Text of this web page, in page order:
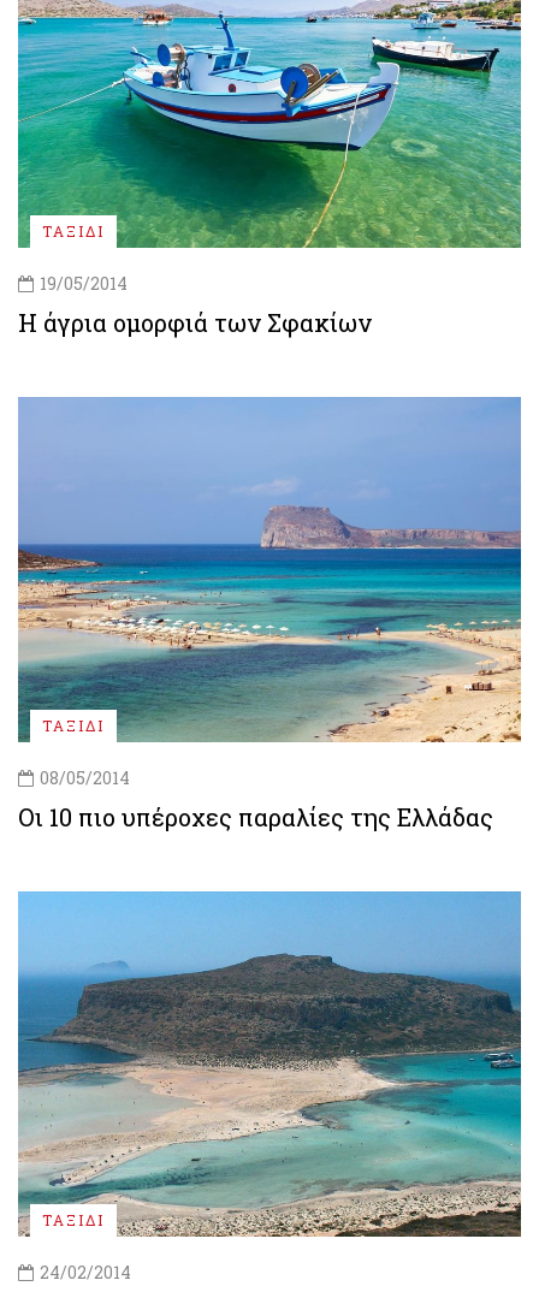
ΤΑΞΙΔΙ
19/05/2014
H άγρια ομορφιά των Σφακίων
ΤΑΞΙΔΙ
08/05/2014
Οι 10 πιο υπέροχες παραλίες της Ελλάδας
ΤΑΞΙΔΙ
24/02/2014